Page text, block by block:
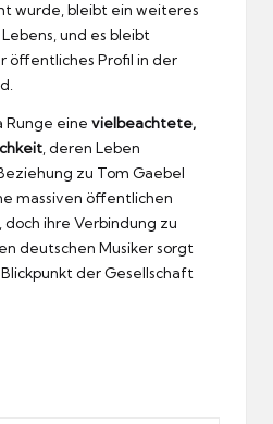
wurde, bleibt ein weiteres
und es bleibt
öffentliches Profil in der
Runge eine vielbeachtete,
, deren Leben
zu Tom Gaebel
massiven öffentlichen
ihre Verbindung zu
deutschen Musiker sorgt
der Gesellschaft